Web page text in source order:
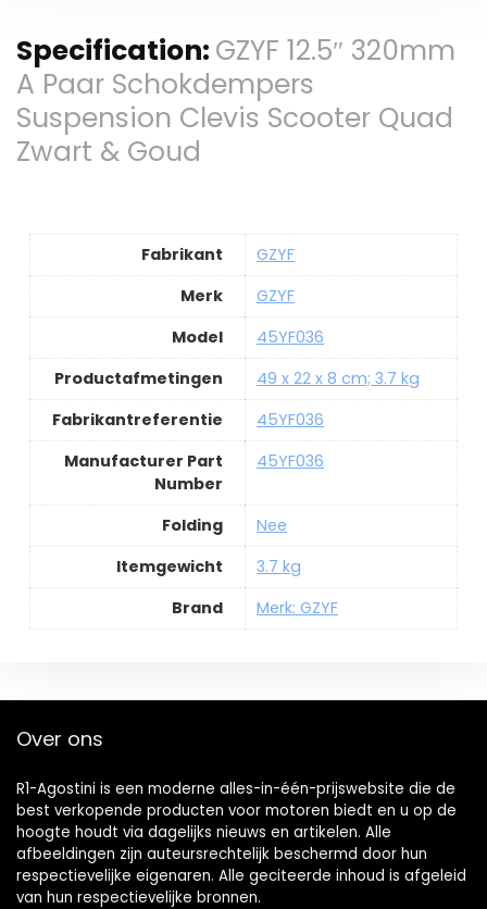
Specification: GZYF 12.5″ 320mm
A Paar Schokdempers
Suspension Clevis Scooter Quad
Zwart & Goud
Fabrikant
GZYF
Merk
GZYF
Model
45YF036
Productafmetingen
49 x 22 x 8 cm; 3.7 kg
Fabrikantreferentie
45YF036
Manufacturer Part
Number
45YF036
Folding
Nee
Itemgewicht
3.7 kg
Brand
Merk: GZYF
Over ons
R1-Agostini is een moderne alles-in-één-prijswebsite die de
best verkopende producten voor motoren biedt en u op de
hoogte houdt via dagelijks nieuws en artikelen. Alle
afbeeldingen zijn auteursrechtelijk beschermd door hun
respectievelijke eigenaren. Alle geciteerde inhoud is afgeleid
van hun respectievelijke bronnen.